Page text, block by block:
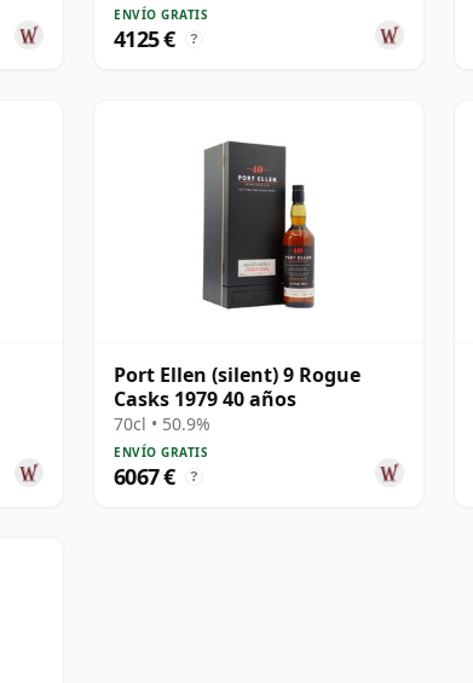
ENVÍO GRATIS
4125 € ?
Port Ellen (silent) 9 Rogue
Casks 1979 40 años
70cl • 50.9%
ENVÍO GRATIS
6067 € ?